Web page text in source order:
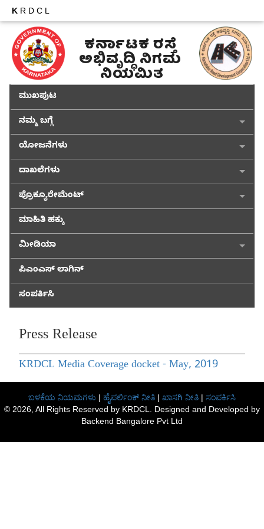
K RDCL
ಕರ್ನಾಟಕ ರಸ್ತೆ
ಅಭಿವೃದ್ಧಿ ನಿಗಮ
ನಿಯಮಿತ
ಮುಖಪುಟ
ನಮ್ಮ ಬಗ್ಗೆ
ಯೋಜನೆಗಳು
ದಾಖಲೆಗಳು
ಪ್ರೊಕ್ಯೂರೇಮೆಂಟ್
ಮಾಹಿತಿ ಹಕ್ಕು
ಮೀಡಿಯಾ
ಪಿಎಂಎಸ್ ಲಾಗಿನ್
ಸಂಪರ್ಕಿಸಿ
Press Release
KRDCL Media Coverage docket - May, 2019
ಬಳಕೆಯ ನಿಯಮಗಳು | ಹೈಪರ್ಲಿಂಕ್ ನೀತಿ | ಖಾಸಗಿ ನೀತಿ | ಸಂಪರ್ಕಿಸಿ
© 2026, All Rights Reserved by KRDCL. Designed and Developed by
Backend Bangalore Pvt Ltd